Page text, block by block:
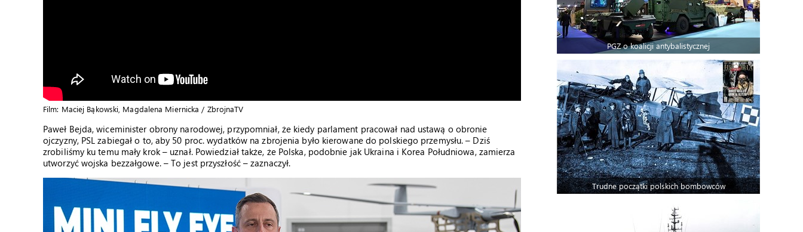
Film: Maciej Bąkowski, Magdalena Miernicka / ZbrojnaTV
Paweł Bejda, wiceminister obrony narodowej, przypomniał, że kiedy parlament pracował nad ustawą o obronie
ojczyzny, PSL zabiegał o to, aby 50 proc. wydatków na zbrojenia było kierowane do polskiego przemysłu. – Dziś
zrobiliśmy ku temu mały krok – uznał. Powiedział także, że Polska, podobnie jak Ukraina i Korea Południowa, zamierza
utworzyć wojska bezzałgowe. – To jest przyszłość – zaznaczył.
PGZ o koalicji antybalistycznej
Trudne początki polskich bombowców